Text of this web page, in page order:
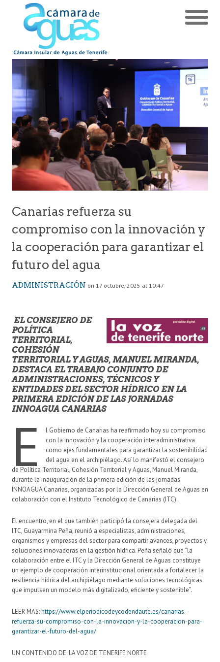
Canarias refuerza su
compromiso con la innovación y
la cooperación para garantizar el
futuro del agua
ADMINISTRACIÓN on 17 octubre, 2025 at 10:47
EL CONSEJERO DE
POLÍTICA
TERRITORIAL,
COHESIÓN
TERRITORIAL Y AGUAS, MANUEL MIRANDA,
DESTACA EL TRABAJO CONJUNTO DE
ADMINISTRACIONES, TÉCNICOS Y
ENTIDADES DEL SECTOR HÍDRICO EN LA
PRIMERA EDICIÓN DE LAS JORNADAS
INNOAGUA CANARIAS
E
l Gobierno de Canarias ha reafirmado hoy su compromiso
con la innovación y la cooperación interadministrativa
como ejes fundamentales para garantizar la sostenibilidad
del agua en el archipiélago. Así lo manifestó el consejero
de Política Territorial, Cohesión Territorial y Aguas, Manuel Miranda,
durante la inauguración de la primera edición de las jornadas
INNOAGUA Canarias, organizadas por la Dirección General de Aguas en
colaboración con el Instituto Tecnológico de Canarias (ITC).
El encuentro, en el que también participó la consejera delegada del
ITC, Guayarmina Peña, reunió a especialistas, administraciones,
organismos y empresas del sector para compartir avances, proyectos y
soluciones innovadoras en la gestión hídrica. Peña señaló que “la
colaboración entre el ITC y la Dirección General de Aguas constituye
un ejemplo de cooperación interinstitucional orientada a fortalecer la
resiliencia hídrica del archipiélago mediante soluciones tecnológicas
que impulsen un modelo más digitalizado, eficiente y sostenible”.
LEER MAS:https://www.elperiodicodeycodendaute.es/canarias-
refuerza-su-compromiso-con-la-innovacion-y-la-cooperacion-para-
garantizar-el-futuro-del-agua/
UN CONTENIDO DE: LA VOZ DE TENERIFE NORTE